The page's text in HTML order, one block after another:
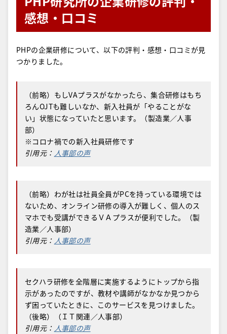
感想・口コミ
PHPの企業研修について、以下の評判・感想・口コミが見
つかりました。
（前略）もしVAプラスがなかったら、集合研修はもち
ろんOJTも難しいなか、新入社員が「やることがな
い」状態になっていたと思います。（製造業／人事
部）
※コロナ禍での新入社員研修です
引用元： 人事部の声
（前略）わが社は社員全員がPCを持っている環境では
ないため、オンライン研修の導入が難しく、個人のス
マホでも受講ができるＶＡプラスが便利でした。（製
造業／人事部）
引用元： 人事部の声
セクハラ研修を全階層に実施するようにトップから指
示があったのですが、教材や講師がなかなか見つから
ず困っていたときに、このサービスを見つけました。
（後略）（ＩＴ関連／人事部）
引用元： 人事部の声